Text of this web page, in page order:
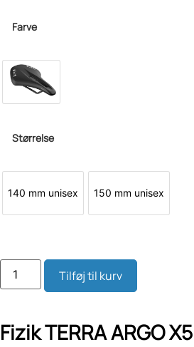
Farve
Størrelse
140 mm unisex 150 mm unisex
Tilføj til kurv
Fizik TERRA ARGO